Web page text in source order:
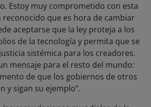
Estoy muy comprometido con esta
reconocido que es hora de cambiar
aceptarse que la ley proteja a los
de la tecnología y permita que se
sistémica para los creadores.
mensaje para el resto del mundo:
de que los gobiernos de otros
y sigan su ejemplo”.